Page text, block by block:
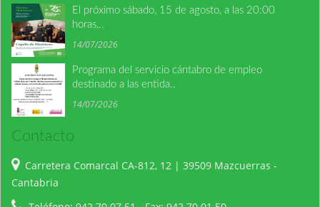
El próximo sábado, 15 de agosto, a las 20:00
horas,..
14/07/2026
Programa del servicio cántabro de empleo
destinado a las entida..
14/07/2026
Contacto
Carretera Comarcal CA-812, 12 | 39509 Mazcuerras -
Cantabria